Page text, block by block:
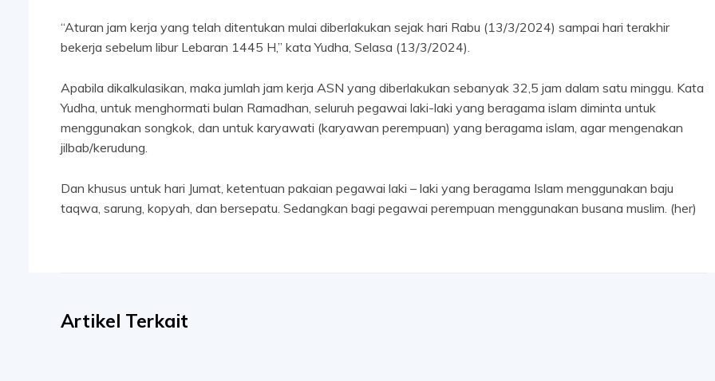
“Aturan jam kerja yang telah ditentukan mulai diberlakukan sejak hari Rabu (13/3/2024) sampai hari terakhir
bekerja sebelum libur Lebaran 1445 H,” kata Yudha, Selasa (13/3/2024).
Apabila dikalkulasikan, maka jumlah jam kerja ASN yang diberlakukan sebanyak 32,5 jam dalam satu minggu. Kata
Yudha, untuk menghormati bulan Ramadhan, seluruh pegawai laki-laki yang beragama islam diminta untuk
menggunakan songkok, dan untuk karyawati (karyawan perempuan) yang beragama islam, agar mengenakan
jilbab/kerudung.
Dan khusus untuk hari Jumat, ketentuan pakaian pegawai laki – laki yang beragama Islam menggunakan baju
taqwa, sarung, kopyah, dan bersepatu. Sedangkan bagi pegawai perempuan menggunakan busana muslim. (her)
Artikel Terkait